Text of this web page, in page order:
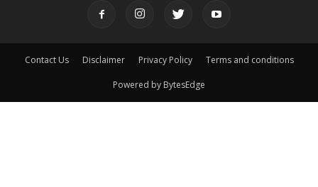
Contact Us Disclaimer Privacy Policy Terms and conditions
Powered by BytesEdge